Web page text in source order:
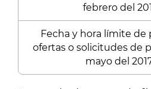
febrero del
Fecha y hora límite de
ofertas o solicitudes de
mayo del